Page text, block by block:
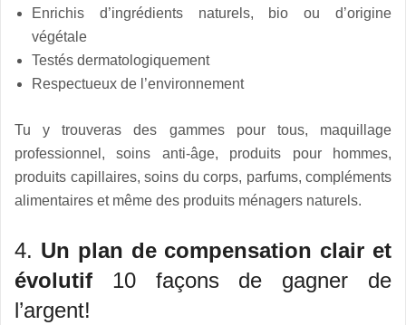
Enrichis d’ingrédients naturels, bio ou d’origine
végétale
Testés dermatologiquement
Respectueux de l’environnement
Tu y trouveras des gammes pour tous, maquillage
professionnel, soins anti-âge, produits pour hommes,
produits capillaires, soins du corps, parfums, compléments
alimentaires et même des produits ménagers naturels.
4. Un plan de compensation clair et
évolutif 10 façons de gagner de
l’argent!